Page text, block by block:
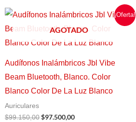
¡Oferta!
AGOTADO
Audífonos Inalámbricos Jbl Vibe
Beam Bluetooth, Blanco. Color
Blanco Color De La Luz Blanco
Auriculares
$99.150,00
El
precio
original
$99.150,00.
$97.500,00
El
precio
actual
$97.500,00.